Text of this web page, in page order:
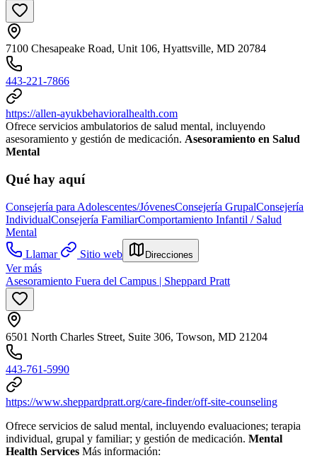
7100 Chesapeake Road, Unit 106, Hyattsville, MD 20784
443-221-7866
https://allen-ayukbehavioralhealth.com
Ofrece servicios ambulatorios de salud mental, incluyendo
asesoramiento y gestión de medicación. Asesoramiento en Salud
Mental
Qué hay aquí
Consejería para Adolescentes/JóvenesConsejería GrupalConsejería
IndividualConsejería FamiliarComportamiento Infantil / Salud
Mental
Llamar
Sitio web Direcciones
Ver más
Asesoramiento Fuera del Campus | Sheppard Pratt
6501 North Charles Street, Suite 306, Towson, MD 21204
443-761-5990
https://www.sheppardpratt.org/care-finder/off-site-counseling
Ofrece servicios de salud mental, incluyendo evaluaciones; terapia
individual, grupal y familiar; y gestión de medicación. Mental
Health Services Más información: